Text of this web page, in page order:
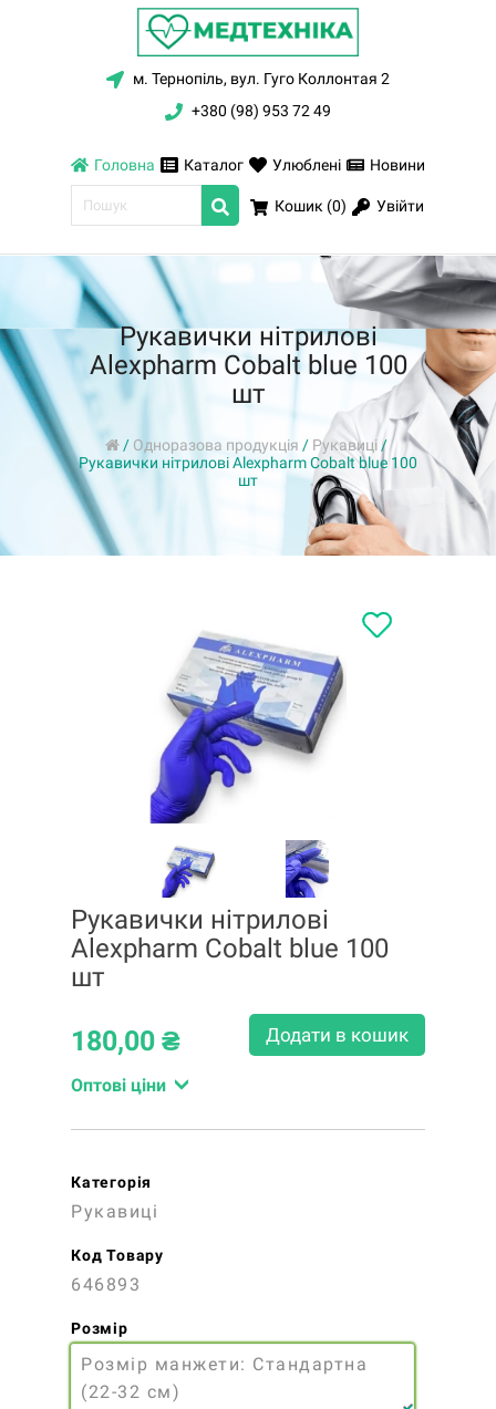
м. Тернопіль, вул. Гуго Коллонтая 2
+380 (98) 953 72 49
Головна Каталог Улюблені Новини
Кошик (0) Увійти
Рукавички нітрилові
Alexpharm Cobalt blue 100
шт
/ Одноразова продукція / Рукавиці /
Рукавички нітрилові Alexpharm Cobalt blue 100
шт
Рукавички нітрилові
Alexpharm Cobalt blue 100
шт
180,00 ₴ Додати в кошик
Оптові ціни
Категорія
Рукавиці
Код Товару
646893
Розмір
Розмір манжети: Стандартна
(22-32 см)